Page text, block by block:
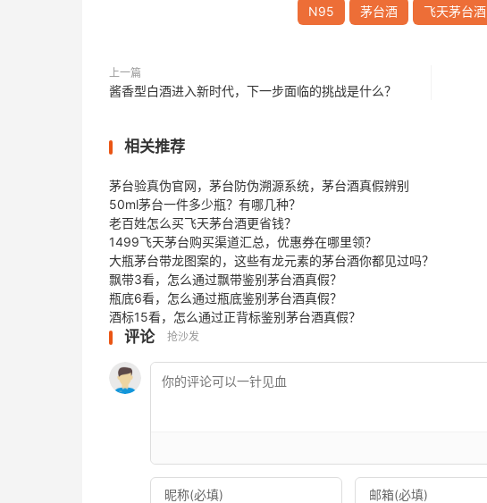
N95 茅台酒 飞天茅台酒
上一篇
酱香型白酒进入新时代，下一步面临的挑战是什么？
相关推荐
茅台验真伪官网，茅台防伪溯源系统，茅台酒真假辨别
50ml茅台一件多少瓶？有哪几种？
老百姓怎么买飞天茅台酒更省钱？
1499飞天茅台购买渠道汇总，优惠券在哪里领？
大瓶茅台带龙图案的，这些有龙元素的茅台酒你都见过吗？
飘带3看，怎么通过飘带鉴别茅台酒真假？
瓶底6看，怎么通过瓶底鉴别茅台酒真假？
酒标15看，怎么通过正背标鉴别茅台酒真假？
评论 抢沙发